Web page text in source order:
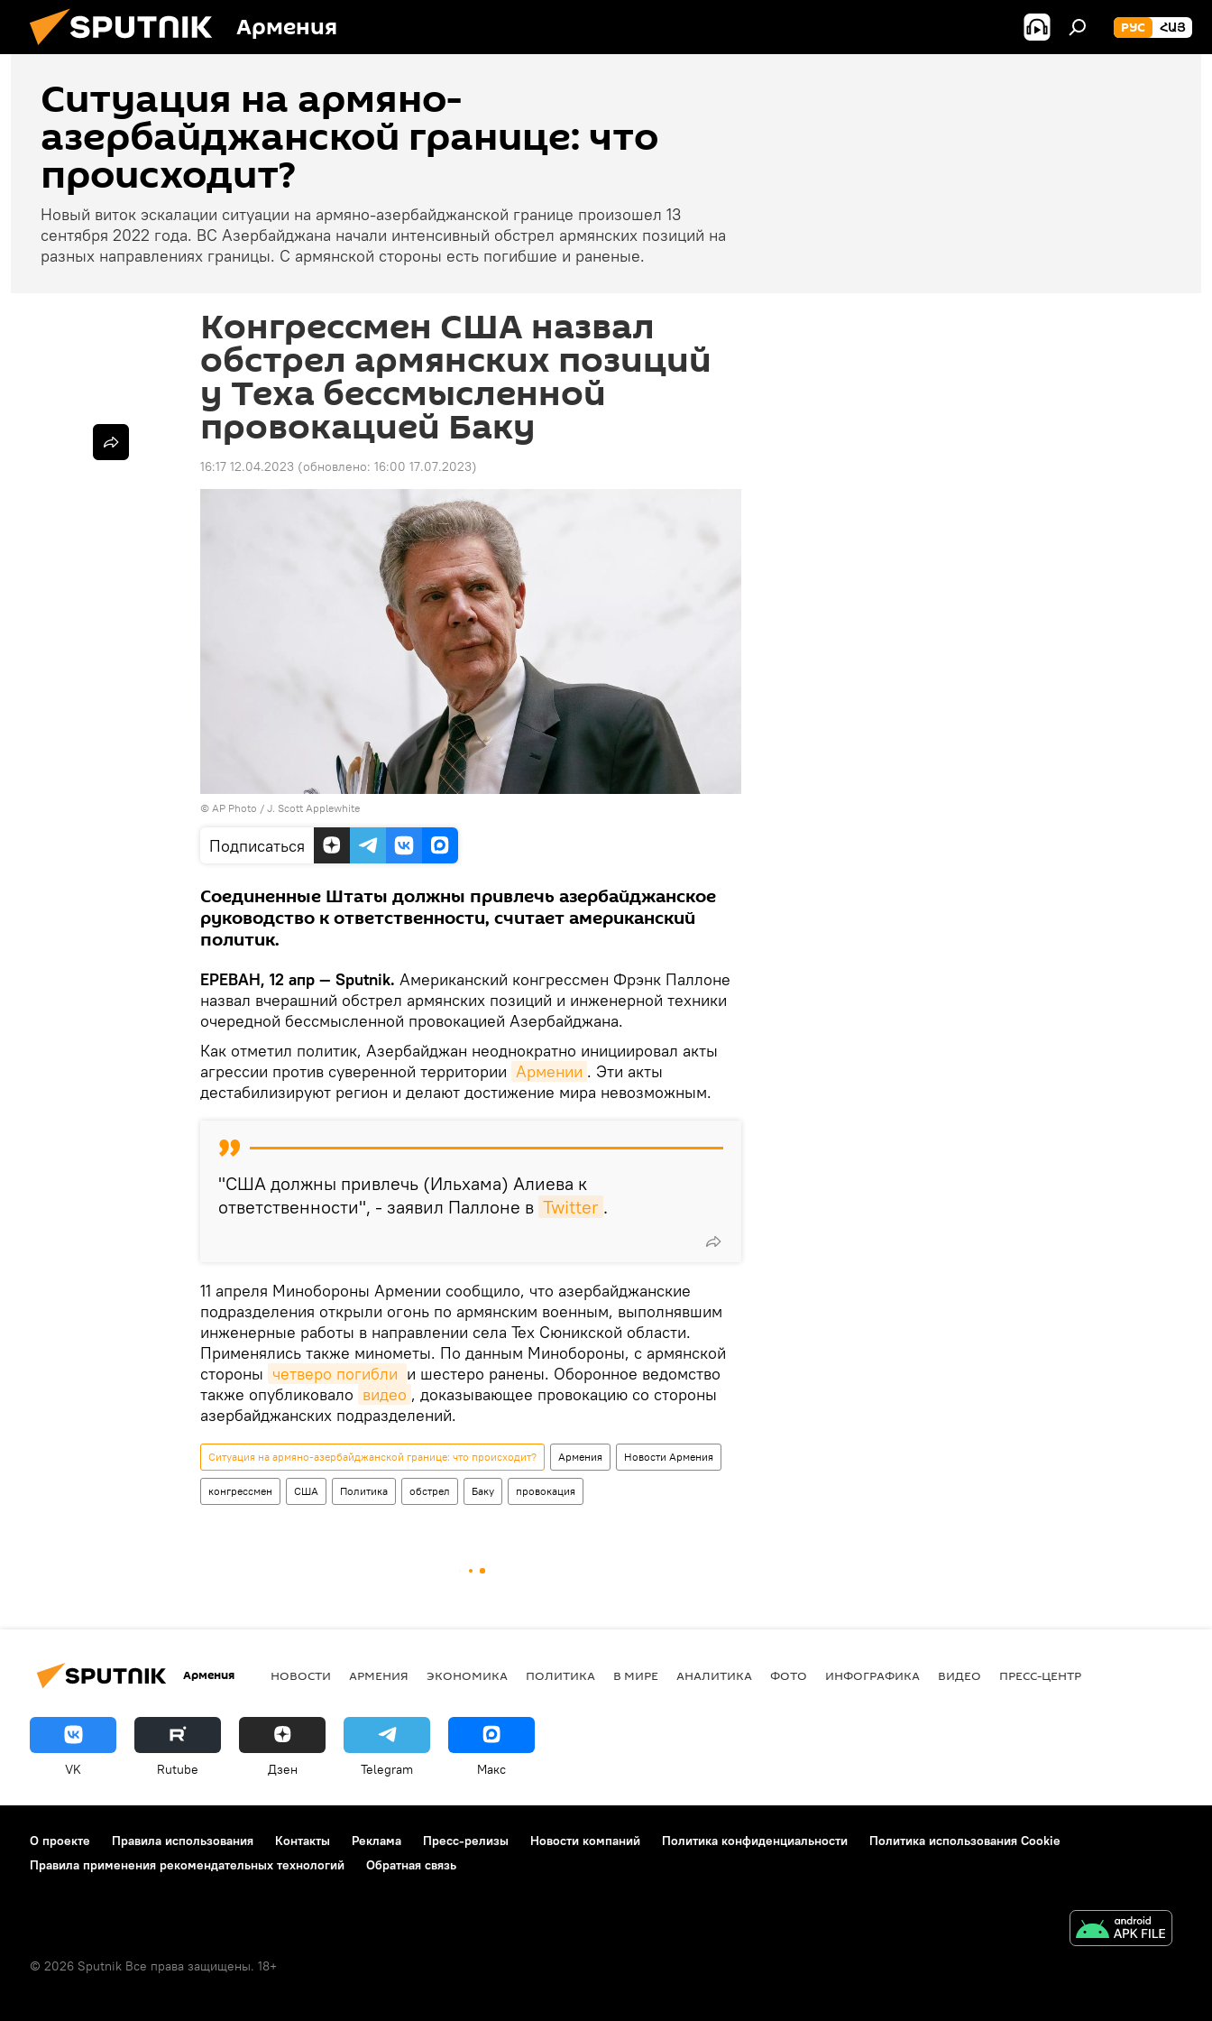
Армения РУС ՀԱՅ
Ситуация на армяно-
азербайджанской границе: что
происходит?
Новый виток эскалации ситуации на армяно-азербайджанской границе произошел 13
сентября 2022 года. ВС Азербайджана начали интенсивный обстрел армянских позиций на
разных направлениях границы. С армянской стороны есть погибшие и раненые.
Конгрессмен США назвал
обстрел армянских позиций
у Теха бессмысленной
провокацией Баку
16:17 12.04.2023 (обновлено: 16:00 17.07.2023)
© AP Photo / J. Scott Applewhite
Подписаться
Соединенные Штаты должны привлечь азербайджанское
руководство к ответственности, считает американский
политик.
ЕРЕВАН, 12 апр — Sputnik. Американский конгрессмен Фрэнк Паллоне
назвал вчерашний обстрел армянских позиций и инженерной техники
очередной бессмысленной провокацией Азербайджана.
Как отметил политик, Азербайджан неоднократно инициировал акты
агрессии против суверенной территории Армении . Эти акты
дестабилизируют регион и делают достижение мира невозможным.
"США должны привлечь (Ильхама) Алиева к
ответственности", - заявил Паллоне в Twitter .
11 апреля Минобороны Армении сообщило, что азербайджанские
подразделения открыли огонь по армянским военным, выполнявшим
инженерные работы в направлении села Тех Сюникской области.
Применялись также минометы. По данным Минобороны, с армянской
стороны четверо погибли и шестеро ранены. Оборонное ведомство
также опубликовало видео , доказывающее провокацию со стороны
азербайджанских подразделений.
Ситуация на армяно-азербайджанской границе: что происходит? Армения Новости Армения
конгрессмен США Политика обстрел Баку провокация
Армения НОВОСТИ АРМЕНИЯ ЭКОНОМИКА ПОЛИТИКА В МИРЕ АНАЛИТИКА ФОТО ИНФОГРАФИКА ВИДЕО ПРЕСС-ЦЕНТР
VK Rutube Дзен Telegram Макс
О проекте Правила использования Контакты Реклама Пресс-релизы Новости компаний Политика конфиденциальности
Политика использования Cookie
Правила применения рекомендательных технологий
Обратная связь
© 2026 Sputnik Все права защищены. 18+